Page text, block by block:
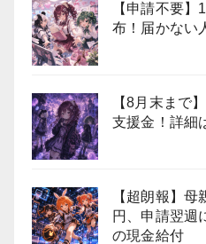
【申請不要
布！届かない
【8月末まで
支援金！詳細
【超朗報】
円、申請翌週
の現金給付